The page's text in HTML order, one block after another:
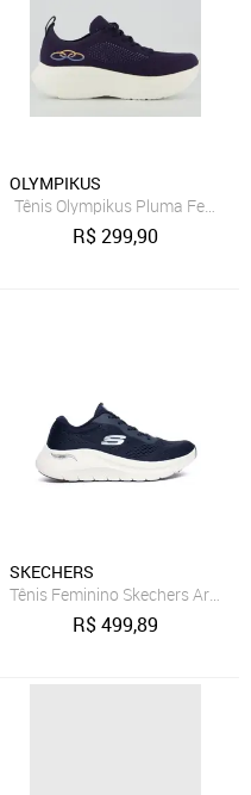
Marinho
OLYMPIKUS
Tênis Olympikus Pluma
R$299,90
Azul Marinho
SKECHERS
Tênis Feminino Skechers Arch
R$499,89